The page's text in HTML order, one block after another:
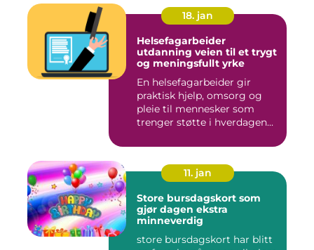
18. jan
Helsefagarbeider
utdanning veien til et trygt
og meningsfullt yrke
En helsefagarbeider gir
praktisk hjelp, omsorg og
pleie til mennesker som
trenger støtte i hverdagen...
11. jan
Store bursdagskort som
gjør dagen ekstra
minneverdig
store bursdagskort har blitt